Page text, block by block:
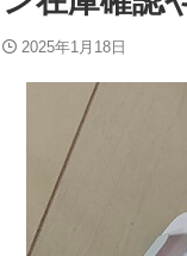
2025年1月18日